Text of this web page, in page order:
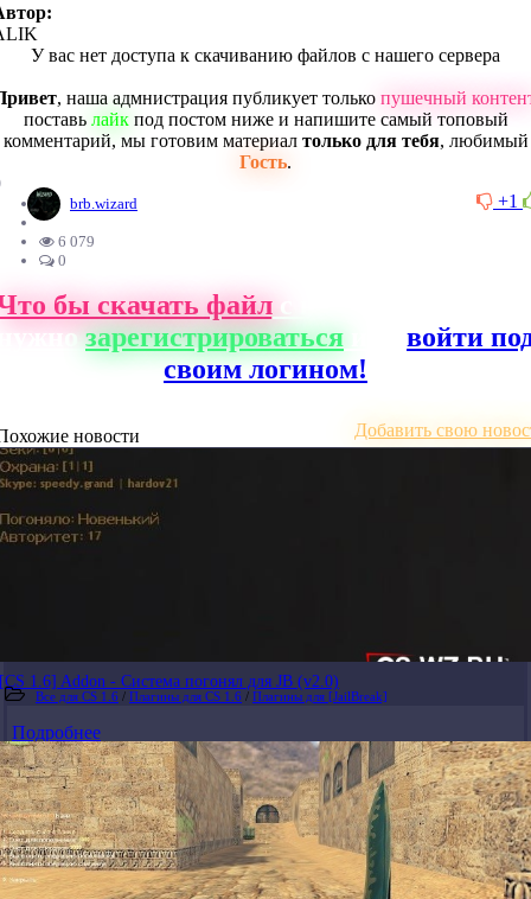
У вас нет доступа к скачиванию файлов с нашего сервера
, наша адмнистрация публикует только пушечный
поставь лайкпод постом ниже и напишите самый топовый
комментарий, мы готовим материал только для тебя, любимый
Гость.
+1
brb.wizard
6 079
0
бы скачать файлс нашего сайта,
зарегистрироваться
войти
своим логином!
новости Добавить свою
[CS 1.6] Addon - Система погонял для JB (v2.0)
Все для CS 1.6 / Плагины для CS 1.6 / Плагины для [JailBreak]
Подробнее